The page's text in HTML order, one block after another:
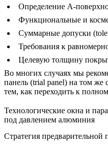
Определение A-
Функциональные и
Суммарные допуски
Требования к
Целевую толщину
Во многих случаях мы
панель (trial panel) на том же
тем, как переходить к
Технологические окна и
под давлением алюминия
Стратегия предварительной